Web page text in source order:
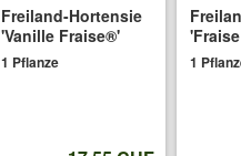
aus Xanten
Freiland-Hortensie
'Vanille Fraise®'
1 Pflanze 1